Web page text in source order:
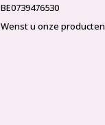
BE0739476530
Wenst u onze